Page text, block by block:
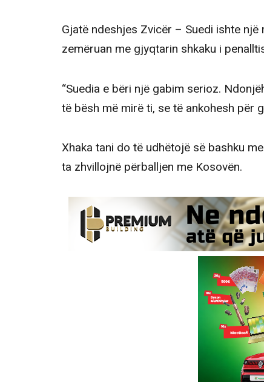
Gjatë ndeshjes Zvicër – Suedi ishte
zemëruan me gjyqtarin shkaku i
“Suedia e bëri një gabim serioz.
të bësh më mirë ti, se të ankohesh për
Xhaka tani do të udhëtojë së bashku
ta zhvillojnë përballjen me Kosovën.